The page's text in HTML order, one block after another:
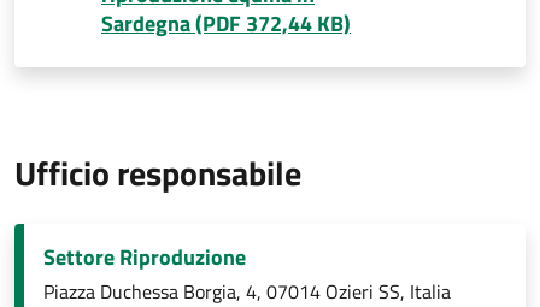
Sardegna (PDF 372,44 KB)
Ufficio responsabile
Settore Riproduzione
Piazza Duchessa Borgia, 4, 07014 Ozieri SS, Italia